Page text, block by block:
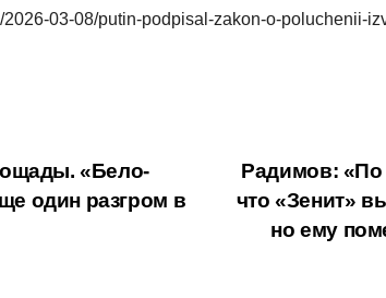
2026-03-08/putin-podpisal-zakon-o-poluchenii-
Радимов: «По
что «Зенит»
но ему
«Бело-
один разгром в